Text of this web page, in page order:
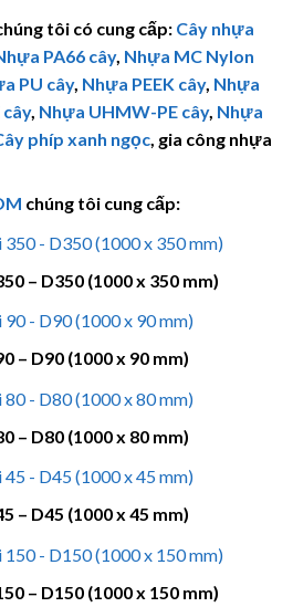
tôi có cung cấp: Cây nhựa
PA66 cây, Nhựa MC Nylon
PU cây, Nhựa PEEK cây, Nhựa
cây, Nhựa UHMW-PE cây, Nhựa
phíp xanh ngọc, gia công nhựa
chúng tôi cung cấp:
– D350 (1000 x 350 mm)
– D90 (1000 x 90 mm)
– D80 (1000 x 80 mm)
– D45 (1000 x 45 mm)
– D150 (1000 x 150 mm)